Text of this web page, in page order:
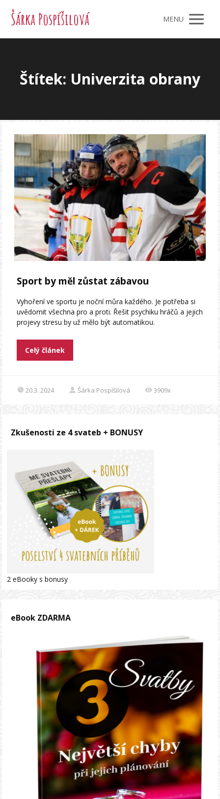
Šárka Pospíšilová MENU
Štítek: Univerzita obrany
Sport by měl zůstat zábavou
Vyhoření ve sportu je noční můra každého. Je potřeba si
uvědomit všechna pro a proti. Řešit psychiku hráčů a jejich
projevy stresu by už mělo být automatikou.
Celý článek
20.3. 2024 Šárka Pospíšilová 3909x
Zkušenosti ze 4 svateb + BONUSY
2 eBooky s bonusy
eBook ZDARMA